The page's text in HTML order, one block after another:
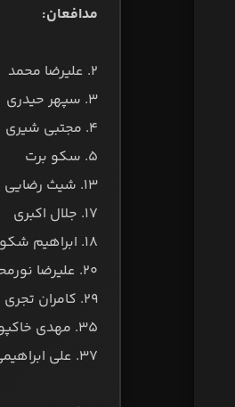
مدافعان:
۲. علیرضا محمد
۳. سپهر حیدری
۴. مجتبی شیری
۵. سکو برت
۱۳. شیث رضایی
۱۷. جلال اکبری
۱۸. ابراهیم شکوری
۲۰. علیرضا نورمحمدی
۲۹. کامران تجری
۳۵. مهدی خاکپور
۳۷. علی ابراهیمی